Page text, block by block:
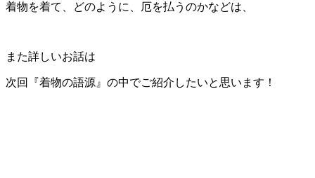
着物を着て、どのように、厄を払うのかなどは、
また詳しいお話は
次回『着物の語源』の中でご紹介したいと思います！